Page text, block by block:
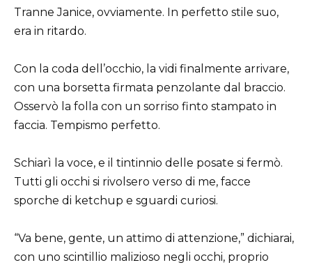
Tranne Janice, ovviamente. In perfetto stile suo,
era in ritardo.
Con la coda dell’occhio, la vidi finalmente arrivare,
con una borsetta firmata penzolante dal braccio.
Osservò la folla con un sorriso finto stampato in
faccia. Tempismo perfetto.
Schiarì la voce, e il tintinnio delle posate si fermò.
Tutti gli occhi si rivolsero verso di me, facce
sporche di ketchup e sguardi curiosi.
“Va bene, gente, un attimo di attenzione,” dichiarai,
con uno scintillio malizioso negli occhi, proprio